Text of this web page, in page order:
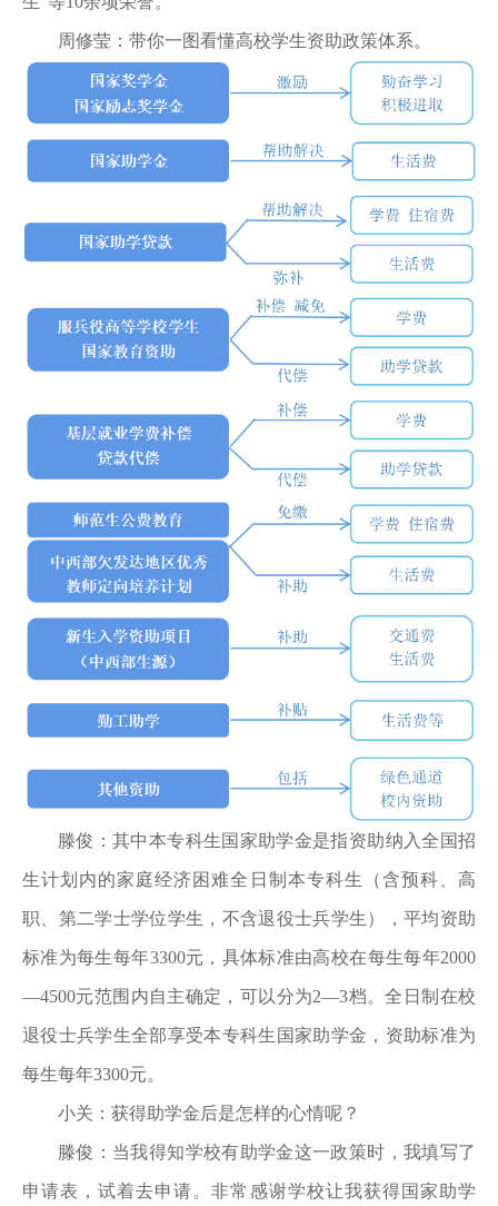
周修莹：带你一图看懂高校学生资助政策体系。
滕俊：其中本专科生国家助学金是指资助纳入全国招
生计划内的家庭经济困难全日制本专科生（含预科、高
职、第二学士学位学生，不含退役士兵学生），平均资助
标准为每生每年3300元，具体标准由高校在每生每年2000
—4500元范围内自主确定，可以分为2—3档。全日制在校
退役士兵学生全部享受本专科生国家助学金，资助标准为
每生每年3300元。
小关：获得助学金后是怎样的心情呢？
滕俊：当我得知学校有助学金这一政策时，我填写了
申请表，试着去申请。非常感谢学校让我获得国家助学